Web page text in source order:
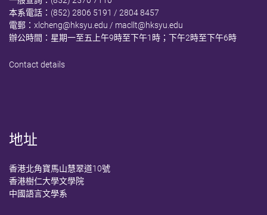
本系電話：(852) 2806 5191 / 2804 8457
電郵： xlcheng@hksyu.edu / macllt@hksyu.edu
辦公時間：星期一至五上午9時至下午1時；下午2時至下午6時
Contact details
地址
香港北角寶馬山慧翠道10號
香港樹仁大學文學院
中國語言文學系